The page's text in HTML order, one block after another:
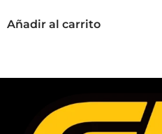
Añadir al carrito